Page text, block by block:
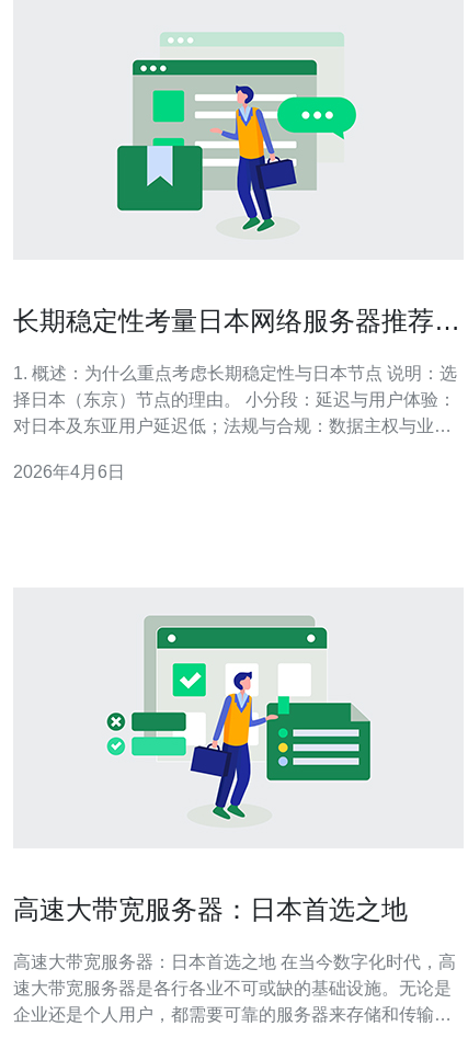
长期稳定性考量日本网络服务器推荐免
1. 概述：为什么重点考虑长期稳定性与日本节点 说明：选
择日本（东京）节点的理由。 小分段：延迟与用户体验：
对日本及东亚用户延迟低；法规与合规：数据主权与业务
监控报警、自动恢复流程。 2. 推荐的“免费”选项与适用场
2026年4月6日
高速大带宽服务器：日本首选之地
高速大带宽服务器：日本首选之地 在当今数字化时代，高
速大带宽服务器是各行各业不可或缺的基础设施。无论是
企业还是个人用户，都需要可靠的服务器来存储和传输数